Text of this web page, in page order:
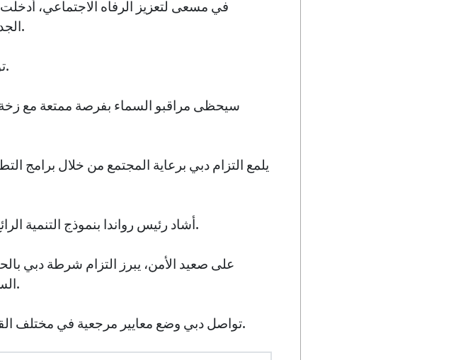
في مسعى لتعزيز الرفاه الاجتماعي،
الجديدة، كما أعلن صاحب السمو الشيخ محمد بن راشد آل مكتوم.
تؤكد هذه المبادرات التزام البلاد بضمان جودة حياة عالية للأسر.
سيحظى مراقبو السماء بفرصة ممتعة مع
أشاد رئيس رواندا بنموذج التنمية الرائع في دبي خلال زيارة حديثة، شهادة على تأثير المدينة العالمي.
على صعيد الأمن، يبرز التزام شرطة دبي
السريع في القبض على مجرم دولي مطلوب وتسليمه إلى بلجيكا.
تواصل دبي وضع معايير مرجعية في مختلف القطاعات، مجسدة الابتكار والتقدم الاجتماعي والتعاون الدولي.